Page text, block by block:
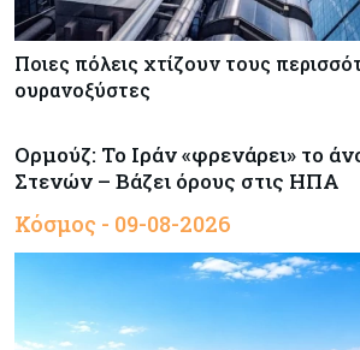
Ποιες πόλεις χτίζουν τους
ουρανοξύστες
Ορμούζ: Το Ιράν «φρενάρει» το
Στενών – Βάζει όρους στις ΗΠΑ
Κόσμος - 09-08-2026